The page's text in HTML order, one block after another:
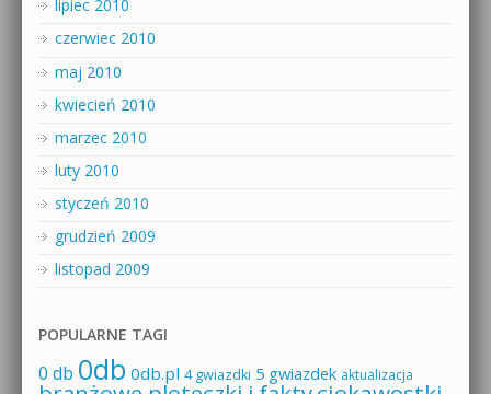
lipiec 2010
czerwiec 2010
maj 2010
kwiecień 2010
marzec 2010
luty 2010
styczeń 2010
grudzień 2009
listopad 2009
POPULARNE TAGI
0 db 0db 0db.pl 4 gwiazdki 5 gwiazdek aktualizacja